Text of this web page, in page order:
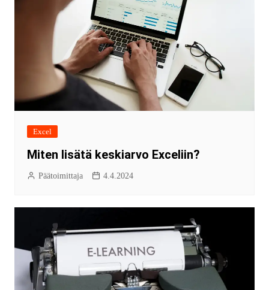
Excel
Miten lisätä keskiarvo Exceliin?
Päätoimittaja 4.4.2024